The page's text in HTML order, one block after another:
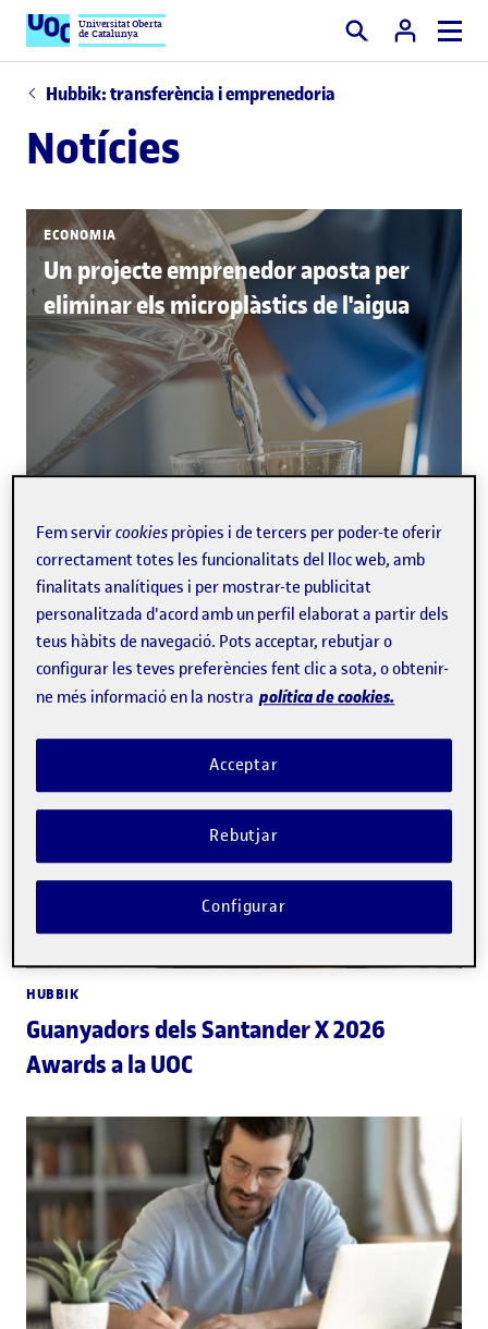
Universitat Oberta
de Catalunya Cercar
Hubbik: transferència i emprenedoria
Notícies
ECONOMIA
Un projecte emprenedor aposta per
eliminar els microplàstics de l'aigua
HUBBIK
Guanyadors dels Santander X 2026
Awards a la UOC
Fem servircookies pròpies i de tercers per poder-te oferir
correctament totes les funcionalitats del lloc web, amb
finalitats analítiques i per mostrar-te publicitat
personalitzada d'acord amb un perfil elaborat a partir dels
teus hàbits de navegació. Pots acceptar, rebutjar o
configurar les teves preferències fent clic a sota, o obtenir-
ne més informació en la nostra política de cookies.
Rebutjar
Acceptar
Configurar